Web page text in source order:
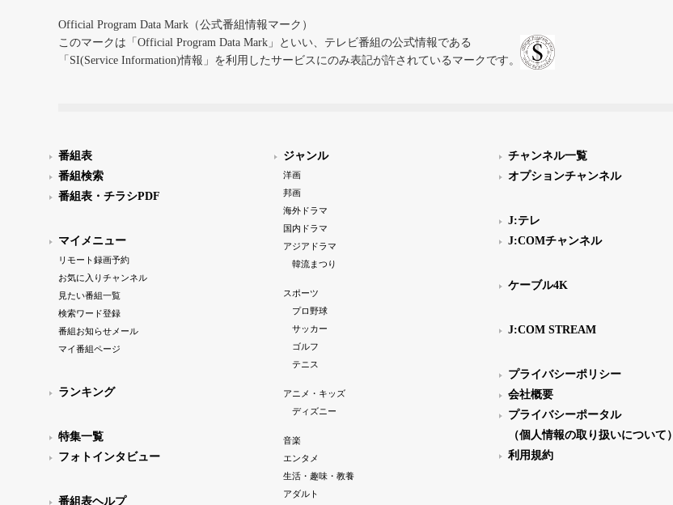
Official Program Data Mark（公式番組情報マーク）
このマークは「Official Program Data Mark」といい、テレビ番組の公式情報である
「SI(Service Information)情報」を利用したサービスにのみ表記が許されているマークです。
番組表
番組検索
番組表・チラシPDF
マイメニュー
リモート録画予約
お気に入りチャンネル
見たい番組一覧
検索ワード登録
番組お知らせメール
マイ番組ページ
ランキング
特集一覧
フォトインタビュー
番組表ヘルプ
ジャンル
洋画
邦画
海外ドラマ
国内ドラマ
アジアドラマ
韓流まつり
スポーツ
プロ野球
サッカー
ゴルフ
テニス
アニメ・キッズ
ディズニー
音楽
エンタメ
生活・趣味・教養
アダルト
チャンネル一覧
オプションチャンネル
J:テレ
J:COMチャンネル
ケーブル4K
J:COM STREAM
プライバシーポリシー
会社概要
プライバシーポータル
（個人情報の取り扱いについて）
利用規約